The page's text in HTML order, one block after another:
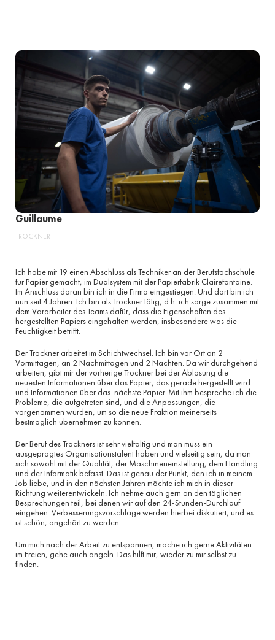
Guillaume
TROCKNER
Ich habe mit 19 einen Abschluss als Techniker an der Berufsfachschule
für Papier gemacht, im Dualsystem mit der Papierfabrik Clairefontaine.
Im Anschluss daran bin ich in die Firma eingestiegen. Und dort bin ich
nun seit 4 Jahren. Ich bin als Trockner tätig, d.h. ich sorge zusammen mit
dem Vorarbeiter des Teams dafür, dass die Eigenschaften des
hergestellten Papiers eingehalten werden, insbesondere was die
Feuchtigkeit betrifft.
Der Trockner arbeitet im Schichtwechsel. Ich bin vor Ort an 2
Vormittagen, an 2 Nachmittagen und 2 Nächten. Da wir durchgehend
arbeiten, gibt mir der vorherige Trockner bei der Ablösung die
neuesten Informationen über das Papier, das gerade hergestellt wird
und Informationen über das nächste Papier. Mit ihm bespreche ich die
Probleme, die aufgetreten sind, und die Anpassungen, die
vorgenommen wurden, um so die neue Fraktion meinerseits
bestmöglich übernehmen zu können.
Der Beruf des Trockners ist sehr vielfältig und man muss ein
ausgeprägtes Organisationstalent haben und vielseitig sein, da man
sich sowohl mit der Qualität, der Maschineneinstellung, dem Handling
und der Informatik befasst. Das ist genau der Punkt, den ich in meinem
Job liebe, und in den nächsten Jahren möchte ich mich in dieser
Richtung weiterentwickeln. Ich nehme auch gern an den täglichen
Besprechungen teil, bei denen wir auf den 24-Stunden-Durchlauf
eingehen. Verbesserungsvorschläge werden hierbei diskutiert, und es
ist schön, angehört zu werden.
Um mich nach der Arbeit zu entspannen, mache ich gerne Aktivitäten
im Freien, gehe auch angeln. Das hilft mir, wieder zu mir selbst zu
finden.